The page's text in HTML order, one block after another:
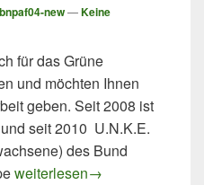
bnpaf04-new—Keine
für das Grüne
und möchten Ihnen
geben. Seit 2008 ist
seit 2010 U.N.K.E.
des Bund
Willkommen im Grünen
weiterlesen→